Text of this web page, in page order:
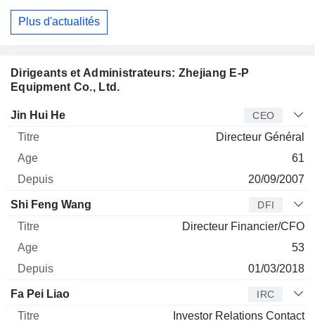
Plus d'actualités
Dirigeants et Administrateurs: Zhejiang E-P
Equipment Co., Ltd.
Dirigeant Titre
Jin Hui He CEO
Directeur Général
61
20/09/2007
Shi Feng Wang DFI
Directeur Financier/CFO
53
01/03/2018
Fa Pei Liao IRC
Investor Relations Contact